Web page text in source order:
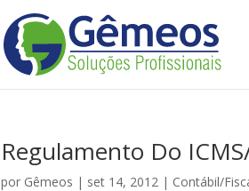
Regulamento Do
por Gêmeos | set 14, 2012 | Contábil/